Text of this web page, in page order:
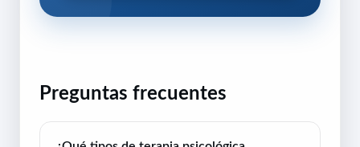
Preguntas frecuentes